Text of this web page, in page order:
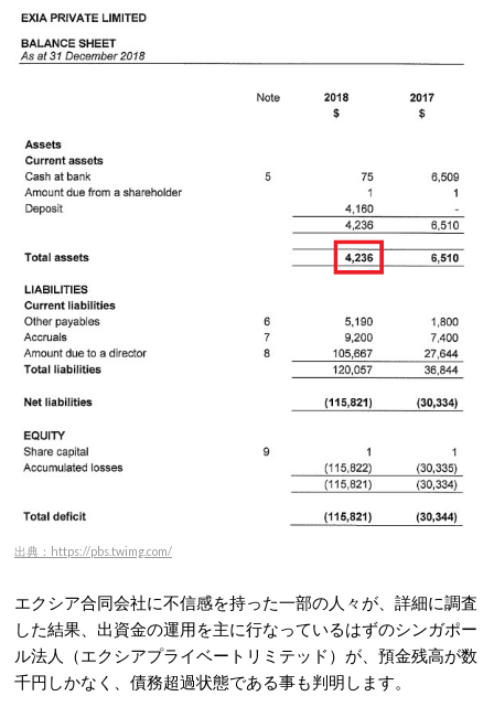
出典：https://pbs.twimg.com/
エクシア合同会社に不信感を持った一部の人々が、詳細に調査
した結果、出資金の運用を主に行なっているはずのシンガポー
ル法人（エクシアプライベートリミテッド）が、預金残高が数
千円しかなく、債務超過状態である事も判明します。